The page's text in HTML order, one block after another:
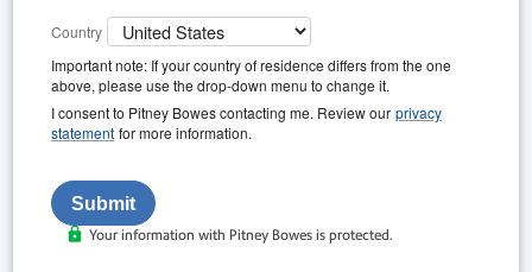
Country
Important note: If your country of residence differs from the one
above, please use the drop-down menu to change it.
I consent to Pitney Bowes contacting me. Review our privacy
statement for more information.
Your information with Pitney Bowes is protected.